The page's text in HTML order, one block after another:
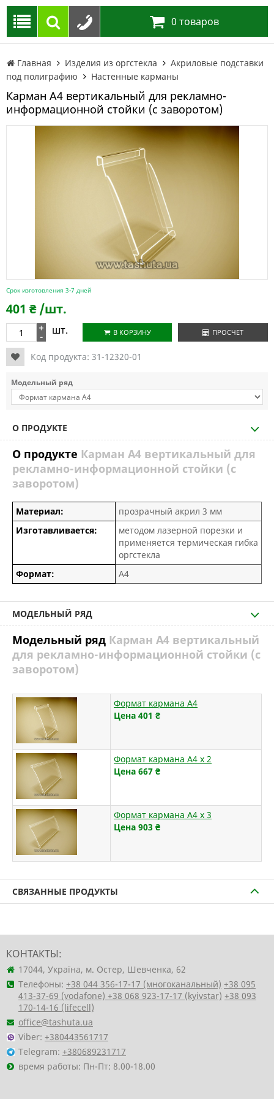
0 товаров
Главная Изделия из оргстекла
Акриловые подставки
под полиграфию
Настенные карманы
Карман А4 вертикальный для рекламно-
информационной стойки (с заворотом)
Срок изготовления 3-7 дней
401 ₴ /шт.
+
- шт. В КОРЗИНУ ПРОСЧЕТ
Код продукта: 31-12320-01
Модельный ряд
О ПРОДУКТЕ
О продукте Карман А4 вертикальный для
рекламно-информационной стойки (с
заворотом)
Материал:
прозрачный акрил 3 мм
Изготавливается:
методом лазерной порезки и
применяется термическая гибка
оргстекла
Формат:
А4
МОДЕЛЬНЫЙ РЯД
Модельный ряд Карман А4 вертикальный
для рекламно-информационной стойки (с
заворотом)
Формат кармана А4
Цена 401 ₴
Формат кармана А4 х 2
Цена 667 ₴
Формат кармана А4 х 3
Цена 903 ₴
СВЯЗАННЫЕ ПРОДУКТЫ
КОНТАКТЫ:
17044, Україна, м. Остер, Шевченка, 62
Телефоны: +38 044 356-17-17 (многоканальный) +38 095
413-37-69 (vodafone) +38 068 923-17-17 (kyivstar) +38 093
170-14-16 (lifecell)
office@tashuta.ua
Viber: +380443561717
Telegram: +380689231717
время работы: Пн-Пт: 8.00-18.00